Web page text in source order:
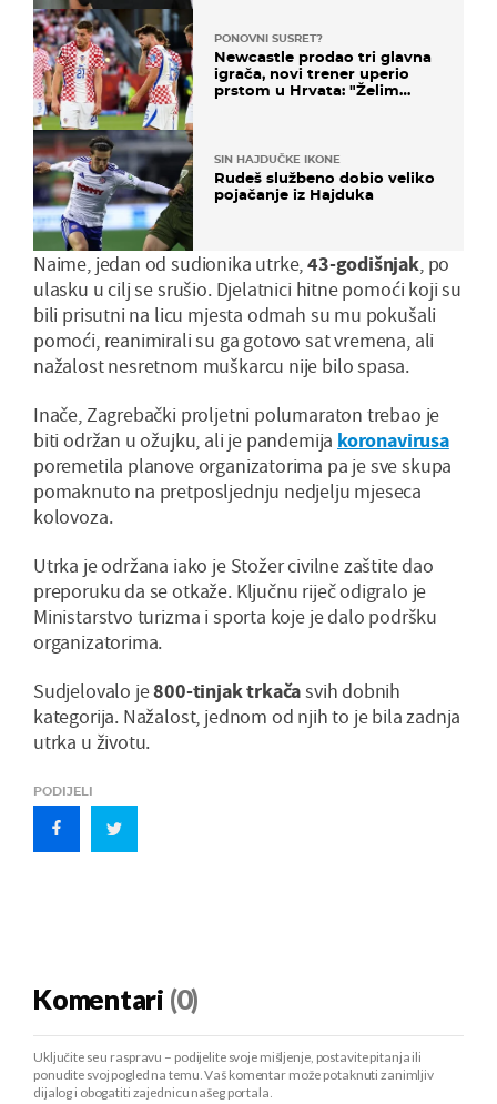
PONOVNI SUSRET?
Newcastle prodao tri glavna
igrača, novi trener uperio
prstom u Hrvata: "Želim
SIN HAJDUČKE IKONE
Rudeš službeno dobio veliko
pojačanje iz Hajduka
Naime, jedan od sudionika utrke,43-godišnjak, po
ulasku u cilj se srušio. Djelatnici hitne pomoći koji su
bili prisutni na licu mjesta odmah su mu pokušali
pomoći, reanimirali su ga gotovo sat vremena, ali
nažalost nesretnom muškarcu nije bilo spasa.
Inače, Zagrebački proljetni polumaraton trebao je
biti održan u ožujku, ali je pandemija koronavirusa
poremetila planove organizatorima pa je sve skupa
pomaknuto na pretposljednju nedjelju mjeseca
kolovoza.
Utrka je održana iako je Stožer civilne zaštite dao
preporuku da se otkaže. Ključnu riječ odigralo je
Ministarstvo turizma i sporta koje je dalo podršku
organizatorima.
Sudjelovalo je800-tinjak trkačasvih dobnih
kategorija. Nažalost, jednom od njih to je bila zadnja
utrka u životu.
PODIJELI
Komentari (0)
Uključite se u raspravu – podijelite svoje mišljenje, postavite pitanja ili
ponudite svoj pogled na temu. Vaš komentar može potaknuti zanimljiv
dijalog i obogatiti zajednicu našeg portala.